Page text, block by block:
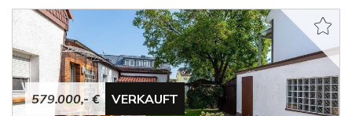
579.000,- € VERKAUFT